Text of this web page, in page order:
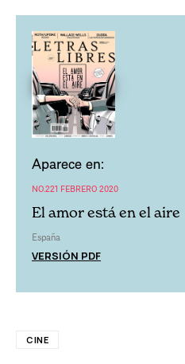
Aparece en:
NO.221 FEBRERO 2020
El amor está en el aire
España
VERSIÓN PDF
CINE